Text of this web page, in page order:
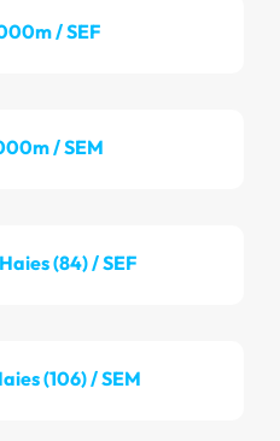
/ SEF
/ SEM
(84) / SEF
(106) / SEM